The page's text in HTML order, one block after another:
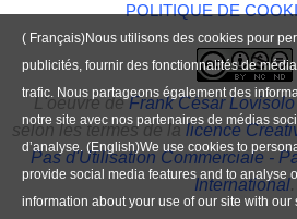
POLITIQUE DE
L'oeuvredeFrank César Lovisolo
selon les termes de lalicence
Pas d'Utilisation Commerciale -
International.
( Français)Nous utilisons des cookies pour
publicités, fournir des fonctionnalités de
trafic. Nous partageons également des
notre site avec nos partenaires de médias
d’analyse. (English)We use cookies to
provide social media features and to analyse
information about your use of our site with